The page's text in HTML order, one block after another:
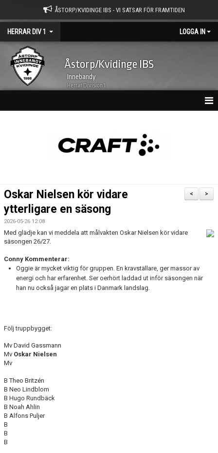
ÅSTORP/KVIDINGE IBS - VI SATSAR FÖR FRAMTIDEN
HERRAR DIV 1 LOGGA IN
Åstorp/Kvidinge IBS
Innebandy
Herrar Division 1
BILDGALLERI
DOKUMENT
KONTAKT
MATCHER
SERIETABELL
>
<
Oskar Nielsen kör vidare
ytterligare en säsong
2026-05-26 12:08
Med glädje kan vi meddela att målvakten Oskar Nielsen kör vidare
säsongen 26/27.
Conny Kommenterar:
Oggie är mycket viktig för gruppen. En kravställare, ger massor av
energi och har erfarenhet. Ser oerhört laddad ut inför säsongen när
han nu också jagar en plats i Danmark landslag.
Följ truppbygget:
Mv David Gassmann
Mv Oskar Nielsen
Mv
B Theo Britzén
B Neo Lindblom
B Hugo Rundbäck
B Noah Ahlin
B Alfons Puljer
B
B
B